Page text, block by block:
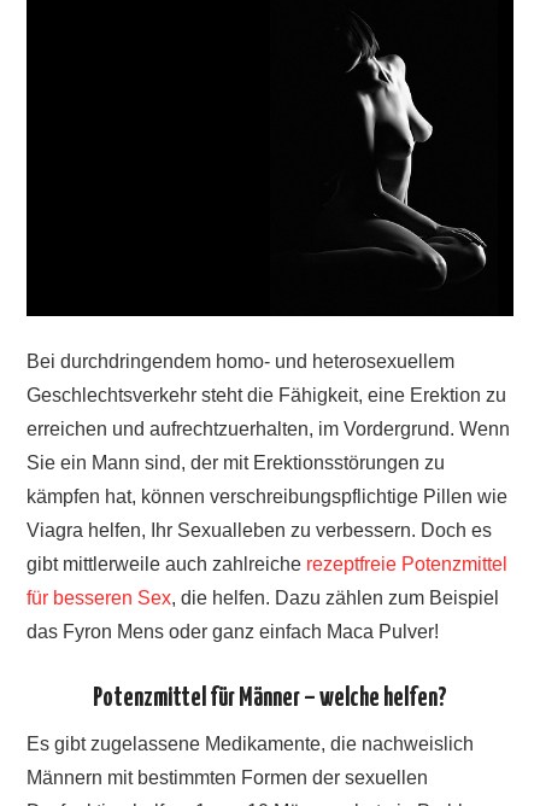
Bei durchdringendem homo- und heterosexuellem
Geschlechtsverkehr steht die Fähigkeit, eine Erektion zu
erreichen und aufrechtzuerhalten, im Vordergrund. Wenn
Sie ein Mann sind, der mit Erektionsstörungen zu
kämpfen hat, können verschreibungspflichtige Pillen wie
Viagra helfen, Ihr Sexualleben zu verbessern. Doch es
gibt mittlerweile auch zahlreiche rezeptfreie Potenzmittel
für besseren Sex, die helfen. Dazu zählen zum Beispiel
das Fyron Mens oder ganz einfach Maca Pulver!
Potenzmittel für Männer – welche helfen?
Es gibt zugelassene Medikamente, die nachweislich
Männern mit bestimmten Formen der sexuellen